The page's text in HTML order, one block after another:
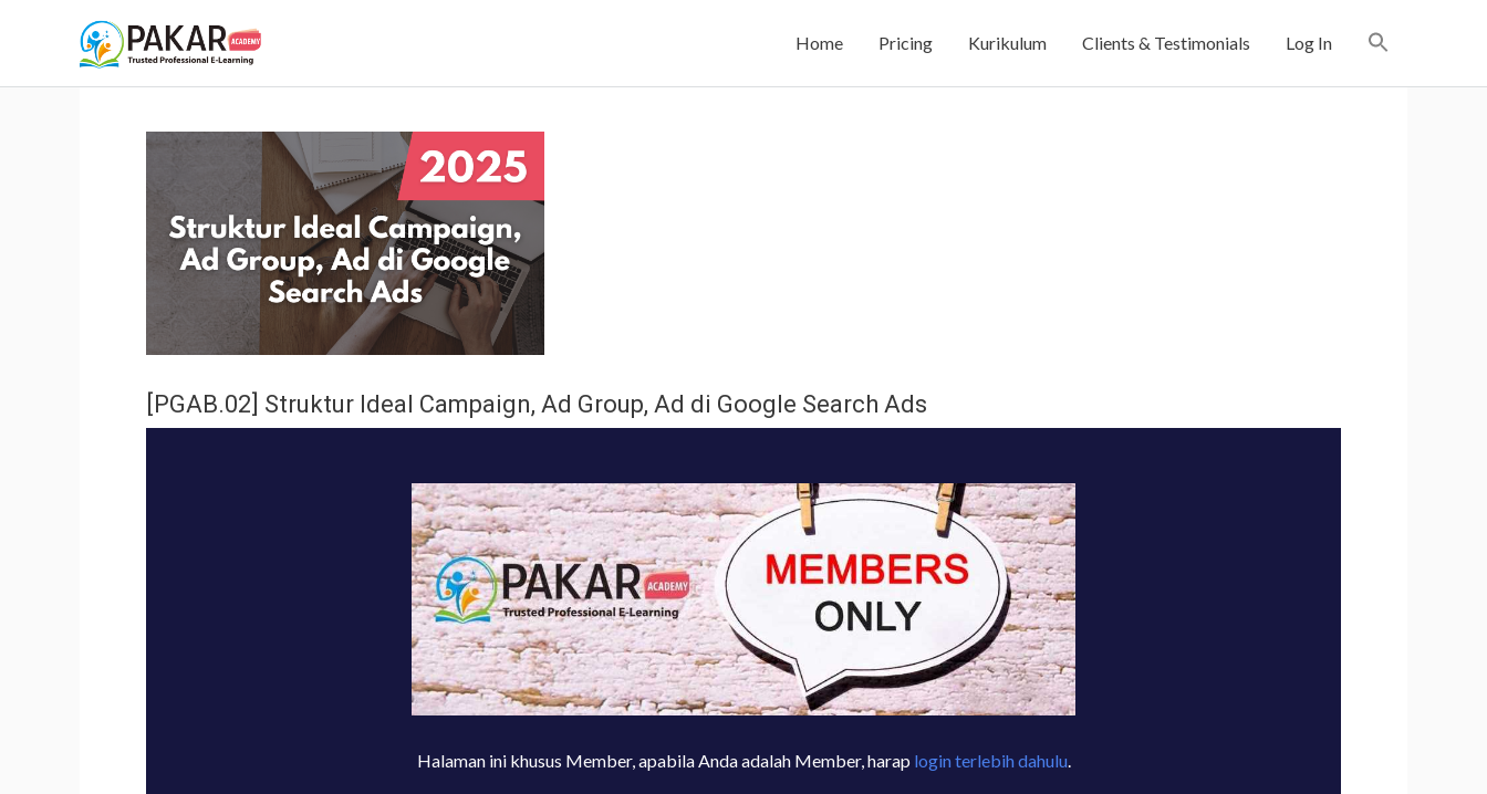
Home Pricing Kurikulum Clients & Testimonials Log In
[PGAB.02] Struktur Ideal Campaign, Ad Group, Ad di Google Search Ads
Halaman ini khusus Member, apabila Anda adalah Member, harap login terlebih dahulu.